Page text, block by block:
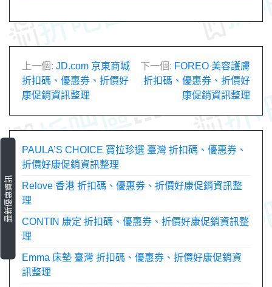
文
章
導
上一個: JD.com 京東商城
折扣碼、優惠券、折價好
康促銷資訊整理
下一個: FOREO 美容護膚
折扣碼、優惠券、折價好
康促銷資訊整理
最新優惠資訊
PAULA’S CHOICE 寶拉珍選 臺灣 折扣碼、優惠券、
折價好康促銷資訊整理
Relove 香港 折扣碼、優惠券、折價好康促銷資訊整
理
CONTIN 康定 折扣碼、優惠券、折價好康促銷資訊整
理
Emma 床墊 臺灣 折扣碼、優惠券、折價好康促銷資
訊整理